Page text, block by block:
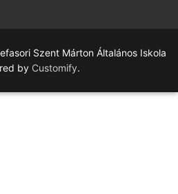
Szent Márton Általános Iskola
by Customify.